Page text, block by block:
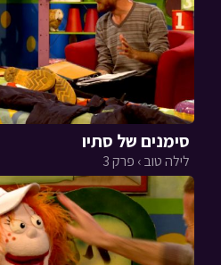
סימנים של סתיו
לילה טוב › פרק 3